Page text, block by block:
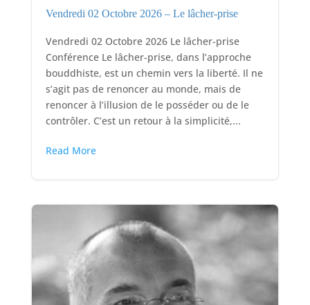
Vendredi 02 Octobre 2026 – Le lâcher-prise
Vendredi 02 Octobre 2026 Le lâcher-prise
Conférence Le lâcher-prise, dans l’approche
bouddhiste, est un chemin vers la liberté. Il ne
s’agit pas de renoncer au monde, mais de
renoncer à l’illusion de le posséder ou de le
contrôler. C’est un retour à la simplicité,...
Read More